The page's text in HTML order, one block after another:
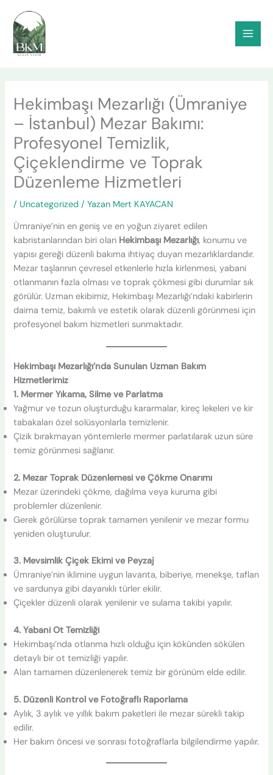
atla
Hekimbaşı Mezarlığı (Ümraniye
– İstanbul) Mezar Bakımı:
Profesyonel Temizlik,
Çiçeklendirme ve Toprak
Düzenleme Hizmetleri
/ Uncategorized / Yazan Mert KAYACAN
Ümraniye’nin en geniş ve en yoğun ziyaret edilen
kabristanlarından biri olan Hekimbaşı Mezarlığı, konumu ve
yapısı gereği düzenli bakıma ihtiyaç duyan mezarlıklardandır.
Mezar taşlarının çevresel etkenlerle hızla kirlenmesi, yabani
otlanmanın fazla olması ve toprak çökmesi gibi durumlar sık
görülür. Uzman ekibimiz, Hekimbaşı Mezarlığı’ndaki kabirlerin
daima temiz, bakımlı ve estetik olarak düzenli görünmesi için
profesyonel bakım hizmetleri sunmaktadır.
Hekimbaşı Mezarlığı’nda Sunulan Uzman Bakım
Hizmetlerimiz
1. Mermer Yıkama, Silme ve Parlatma
Yağmur ve tozun oluşturduğu kararmalar, kireç lekeleri ve kir
tabakaları özel solüsyonlarla temizlenir.
Çizik bırakmayan yöntemlerle mermer parlatılarak uzun süre
temiz görünmesi sağlanır.
2. Mezar Toprak Düzenlemesi ve Çökme Onarımı
Mezar üzerindeki çökme, dağılma veya kuruma gibi
problemler düzenlenir.
Gerek görülürse toprak tamamen yenilenir ve mezar formu
yeniden oluşturulur.
3. Mevsimlik Çiçek Ekimi ve Peyzaj
Ümraniye’nin iklimine uygun lavanta, biberiye, menekşe, taflan
ve sardunya gibi dayanıklı türler ekilir.
Çiçekler düzenli olarak yenilenir ve sulama takibi yapılır.
4. Yabani Ot Temizliği
Hekimbaşı’nda otlanma hızlı olduğu için kökünden sökülen
detaylı bir ot temizliği yapılır.
Alan tamamen düzenlenerek temiz bir görünüm elde edilir.
5. Düzenli Kontrol ve Fotoğraflı Raporlama
Aylık, 3 aylık ve yıllık bakım paketleri ile mezar sürekli takip
edilir.
Her bakım öncesi ve sonrası fotoğraflarla bilgilendirme yapılır.